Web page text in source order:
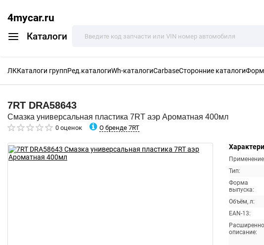
4mycar.ru
Каталоги
ЛККаталоги группРед.каталогиWh-каталогиCarbaseСторонние каталоги
7RT DRA58643
Смазка универсальная пластика 7RT аэр Ароматная 400мл
0 оценок О бренде 7RT
Тип:
Форма
выпуска:
Объём, л:
EAN-13:
описание: